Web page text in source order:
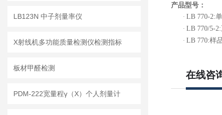
LB123N 中子剂量率仪
X射线机多功能质量检测仪检测指标
板材甲醛检测
PDM-222宽量程γ（X）个人剂量计
产品型号：
· LB 770-2:
· LB 770/5-2:
· LB 770:样
在线咨